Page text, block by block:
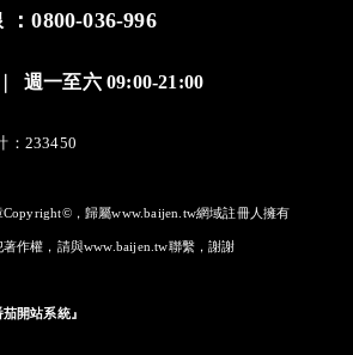
：0800-036-996
❘週一至六 09:00-21:00
：233450
，歸屬www.baijen.tw網域註冊人擁有
作權，請與www.baijen.tw聯繫，謝謝
開站系統』